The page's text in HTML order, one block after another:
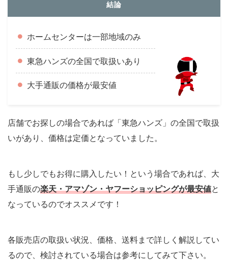
結論
ホームセンターは一部地域のみ
東急ハンズの全国で取扱いあり
大手通販の価格が最安値
店舗でお探しの場合であれば「東急ハンズ」の全国で取扱
いがあり、価格は定価となっていました。
もし少しでもお得に購入したい！という場合であれば、大
手通販の楽天・アマゾン・ヤフーショッピングが最安値と
なっているのでオススメです！
各販売店の取扱い状況、価格、送料まで詳しく解説してい
るので、検討されている場合は参考にしてみて下さい。